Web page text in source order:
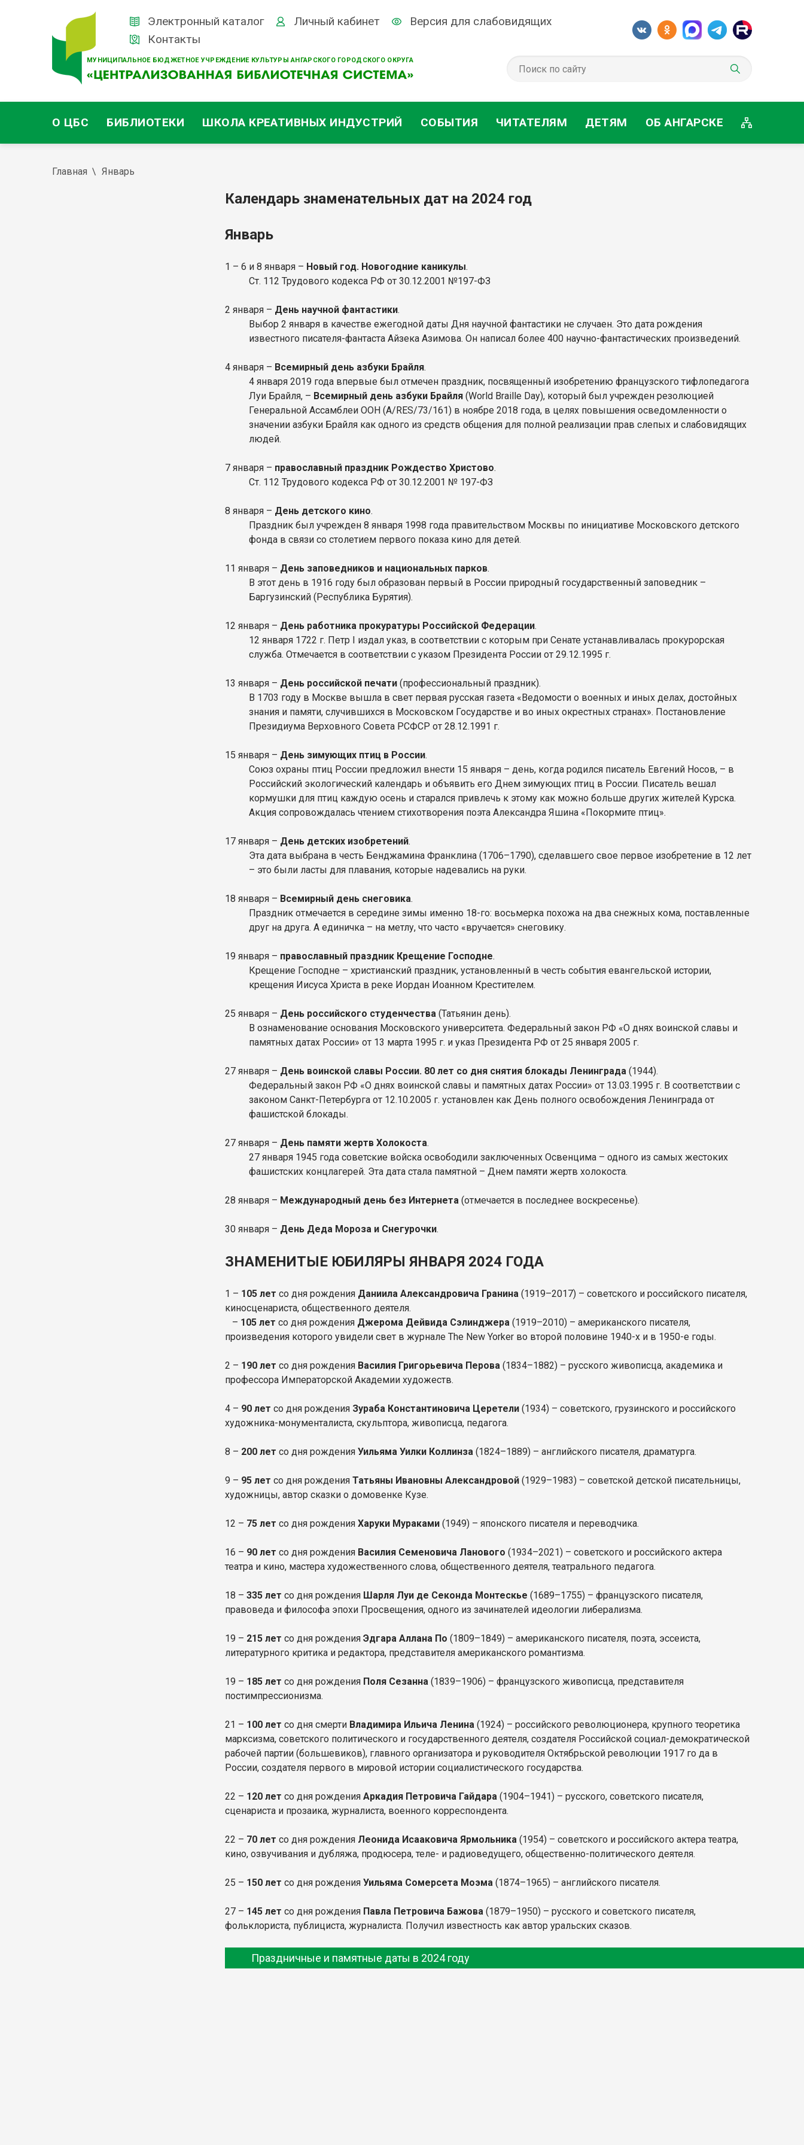
МУНИЦИПАЛЬНОЕ БЮДЖЕТНОЕ УЧРЕЖДЕНИЕ КУЛЬТУРЫ АНГАРСКОГО ГОРОДСКОГО ОКРУГА
Электронный каталог Личный кабинет
Версия для слабовидящих
Контакты
О ЦБС БИБЛИОТЕКИ ШКОЛА КРЕАТИВНЫХ ИНДУСТРИЙ СОБЫТИЯ ЧИТАТЕЛЯМ ДЕТЯМ ОБ АНГАРСКЕ
Главная Январь
Календарь знаменательных дат на 2024 год
Январь
1 – 6 и 8 января – Новый год. Новогодние каникулы.
Ст. 112 Трудового кодекса РФ от 30.12.2001 №197-ФЗ
2 января – День научной фантастики.
Выбор 2 января в качестве ежегодной даты Дня научной фантастики не случаен. Это дата рождения
известного писателя-фантаста Айзека Азимова. Он написал более 400 научно-фантастических произведений.
4 января – Всемирный день азбуки Брайля.
4 января 2019 года впервые был отмечен праздник, посвященный изобретению французского тифлопедагога
Луи Брайля, – Всемирный день азбуки Брайля (World Braille Day), который был учрежден резолюцией
Генеральной Ассамблеи ООН (A/RES/73/161) в ноябре 2018 года, в целях повышения осведомленности о
значении азбуки Брайля как одного из средств общения для полной реализации прав слепых и слабовидящих
людей.
7 января – православный праздник Рождество Христово.
Ст. 112 Трудового кодекса РФ от 30.12.2001 № 197-ФЗ
8 января – День детского кино.
Праздник был учрежден 8 января 1998 года правительством Москвы по инициативе Московского детского
фонда в связи со столетием первого показа кино для детей.
11 января – День заповедников и национальных парков.
В этот день в 1916 году был образован первый в России природный государственный заповедник –
Баргузинский (Республика Бурятия).
12 января – День работника прокуратуры Российской Федерации.
12 января 1722 г. Петр I издал указ, в соответствии с которым при Сенате устанавливалась прокурорская
служба. Отмечается в соответствии с указом Президента России от 29.12.1995 г.
13 января – День российской печати (профессиональный праздник).
В 1703 году в Москве вышла в свет первая русская газета «Ведомости о военных и иных делах, достойных
знания и памяти, случившихся в Московском Государстве и во иных окрестных странах». Постановление
Президиума Верховного Совета РСФСР от 28.12.1991 г.
15 января – День зимующих птиц в России.
Союз охраны птиц России предложил внести 15 января – день, когда родился писатель Евгений Носов, – в
Российский экологический календарь и объявить его Днем зимующих птиц в России. Писатель вешал
кормушки для птиц каждую осень и старался привлечь к этому как можно больше других жителей Курска.
Акция сопровождалась чтением стихотворения поэта Александра Яшина «Покормите птиц».
17 января – День детских изобретений.
Эта дата выбрана в честь Бенджамина Франклина (1706–1790), сделавшего свое первое изобретение в 12 лет
– это были ласты для плавания, которые надевались на руки.
18 января – Всемирный день снеговика.
Праздник отмечается в середине зимы именно 18-го: восьмерка похожа на два снежных кома, поставленные
друг на друга. А единичка – на метлу, что часто «вручается» снеговику.
19 января – православный праздник Крещение Господне.
Крещение Господне – христианский праздник, установленный в честь события евангельской истории,
крещения Иисуса Христа в реке Иордан Иоанном Крестителем.
25 января – День российского студенчества (Татьянин день).
В ознаменование основания Московского университета. Федеральный закон РФ «О днях воинской славы и
памятных датах России» от 13 марта 1995 г. и указ Президента РФ от 25 января 2005 г.
27 января – День воинской славы России. 80 лет со дня снятия блокады Ленинграда (1944).
Федеральный закон РФ «О днях воинской славы и памятных датах России» от 13.03.1995 г. В соответствии с
законом Санкт-Петербурга от 12.10.2005 г. установлен как День полного освобождения Ленинграда от
фашистской блокады.
27 января – День памяти жертв Холокоста.
27 января 1945 года советские войска освободили заключенных Освенцима – одного из самых жестоких
фашистских концлагерей. Эта дата стала памятной – Днем памяти жертв холокоста.
28 января – Международный день без Интернета (отмечается в последнее воскресенье).
30 января – День Деда Мороза и Снегурочки.
ЗНАМЕНИТЫЕ ЮБИЛЯРЫ ЯНВАРЯ 2024 ГОДА
1 – 105 лет со дня рождения Даниила Александровича Гранина (1919–2017) – советского и российского писателя,
киносценариста, общественного деятеля.
– 105 лет со дня рождения Джерома Дейвида Сэлинджера (1919–2010) – американского писателя,
произведения которого увидели свет в журнале The New Yorker во второй половине 1940-х и в 1950-е годы.
2 – 190 летсо дня рождения Василия Григорьевича Перова (1834–1882) – русского живописца, академика и
профессора Императорской Академии художеств.
4 – 90 лет со дня рождения Зураба Константиновича Церетели (1934) – советского, грузинского и российского
художника-монументалиста, скульптора, живописца, педагога.
8 – 200 лет со дня рожденияУильяма Уилки Коллинза (1824–1889) – английского писателя, драматурга.
9 – 95 летсо дня рожденияТатьяны Ивановны Александровой (1929–1983) – советской детской писательницы,
художницы, автор сказки о домовенке Кузе.
12 – 75 летсо дня рожденияХаруки Мураками (1949) – японского писателя и переводчика.
16 – 90 летсо дня рождения Василия Семеновича Ланового (1934–2021) – советского и российского актера
театра и кино, мастера художественного слова, общественного деятеля, театрального педагога.
18 –335 летсо дня рождения Шарля Луи де Секонда Монтескье (1689–1755) – французского писателя,
правоведа и философа эпохи Просвещения, одного из зачинателей идеологии либерализма.
19 – 215 лет со дня рожденияЭдгара Аллана По (1809–1849) – американского писателя, поэта, эссеиста,
литературного критика и редактора, представителя американского романтизма.
19 – 185 лет со дня рождения Поля Сезанна (1839–1906) – французского живописца, представителя
постимпрессионизма.
21 – 100 лет со дня смерти Владимира Ильича Ленина (1924) – российского революционера, крупного теоретика
марксизма, советского политического и государственного деятеля, создателя Российской социал-демократической
рабочей партии (большевиков), главного организатора и руководителя Октябрьской революции 1917 го да в
России, создателя первого в мировой истории социалистического государства.
22 – 120 летсо дня рожденияАркадия Петровича Гайдара(1904–1941) – русского, советского писателя,
сценариста и прозаика, журналиста, военного корреспондента.
22 – 70 лет со дня рождения Леонида Исааковича Ярмольника (1954) – советского и российского актера театра,
кино, озвучивания и дубляжа, продюсера, теле- и радиоведущего, общественно-политического деятеля.
25 – 150 лет со дня рожденияУильяма Сомерсета Моэма (1874–1965) – английского писателя.
27 – 145 лет со дня рождения Павла Петровича Бажова(1879–1950) – русского и советского писателя,
фольклориста, публициста, журналиста. Получил известность как автор уральских сказов.
Праздничные и памятные даты в 2024 году